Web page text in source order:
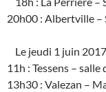
20h00 : Albertville –
Le jeudi 1 juin
11h : Tessens – salle
13h30 : Valezan –